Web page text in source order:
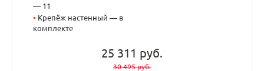
— 11
• Крепёж настенный — в
комплекте
25 311 руб.
30 495 руб.